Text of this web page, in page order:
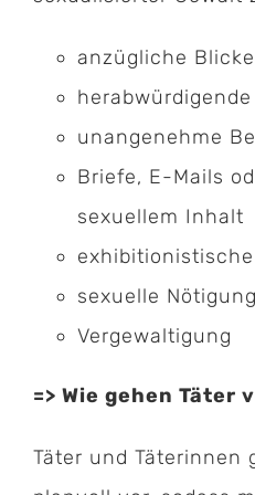
anzügliche Blicke
unangenehme
Briefe, E-Mails
sexuellem Inhalt
sexuelle Nötigung
Vergewaltigung
=> Wie gehen Täter
Täter und Täterinnen